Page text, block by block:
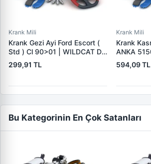
Krank Mili
Krank Gezi Ayi Ford Escort (
Std ) Cl 90>01 | WILDCAT D-
9003(2) | OEM 81SM 6A341
AA VPW 95084A
299,91 TL
Krank Mili
Krank
ANKA
594,09 TL
Bu Kategorinin En Çok Satanları